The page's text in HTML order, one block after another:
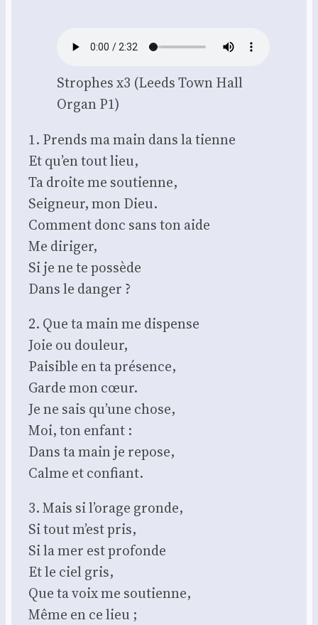
Strophes x3 (Leeds Town Hall
Organ P1)
1. Prends ma main dans la tienne
Et qu’en tout lieu,
Ta droite me sou­tienne,
Sei­gneur, mon Dieu.
Com­ment donc sans ton aide
Me diri­ger,
Si je ne te pos­sède
Dans le dan­ger ?
2. Que ta main me dis­pense
Joie ou dou­leur,
Pai­sible en ta pré­sence,
Garde mon cœur.
Je ne sais qu’une chose,
Moi, ton enfant :
Dans ta main je repose,
Calme et confiant.
3. Mais si l’orage gronde,
Si tout m’est pris,
Si la mer est pro­fonde
Et le ciel gris,
Que ta voix me sou­tienne,
Même en ce lieu ;